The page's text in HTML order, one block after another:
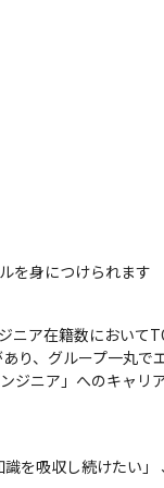
を身につけられます
ニア在籍数において
り、グループ一丸で
ジニア」へのキャリ
を吸収し続けたい」